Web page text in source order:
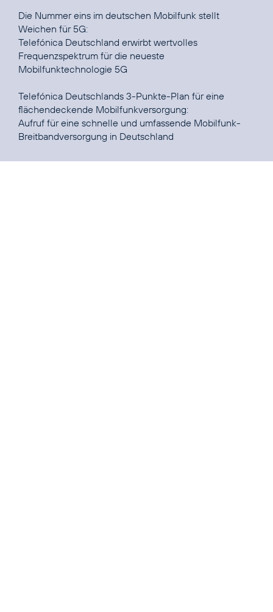
Die Nummer eins im deutschen Mobilfunk stellt
Telefónica Deutschland erwirbt wertvolles
Frequenzspektrum für die neueste
Mobilfunktechnologie 5G
Telefónica Deutschlands 3-Punkte-Plan für eine
Aufruf für eine schnelle und umfassende Mobilfunk-
Breitbandversorgung in Deutschland